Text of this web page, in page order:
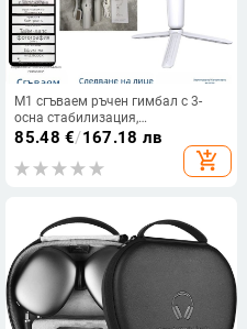
M1 сгъваем ръчен гимбал с 3-
осна стабилизация,
проследяване на лице и зум,
съвместим със смартфони 4–6,8
инча
85.48 €/167.18 лв
add_shopping_cart